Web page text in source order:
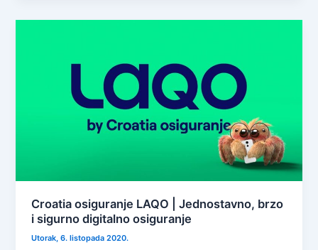
Croatia osiguranje LAQO | Jednostavno, brzo
i sigurno digitalno osiguranje
Utorak, 6. listopada 2020.